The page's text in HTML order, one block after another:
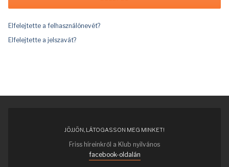
Elfelejtette a felhasználónevét?
Elfelejtette a jelszavát?
JÖJJÖN, LÁTOGASSON MEG MINKET!
Friss híreinkről a Klub nyilvános
facebook-oldalán